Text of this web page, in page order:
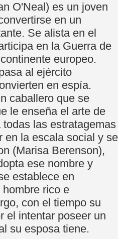
O'Neal) es un joven
en un
Se alista en el
en la Guerra de
europeo.
al ejército
en espía.
caballero que se
le enseña el arte de
las estratagemas
en la escala social y se
(Marisa Berenson),
ese nombre y
establece en
rico e
con el tiempo su
el intentar poseer un
su esposa tiene.